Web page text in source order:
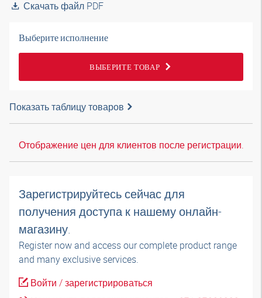
Скачать файл PDF
Выберите исполнение
ВЫБЕРИТЕ ТОВАР
Показать таблицу товаров
Отображение цен для клиентов после регистрации.
Зарегистрируйтесь сейчас для
получения доступа к нашему онлайн-
магазину.
Register now and access our complete product range
and many exclusive services.
Войти / зарегистрироваться